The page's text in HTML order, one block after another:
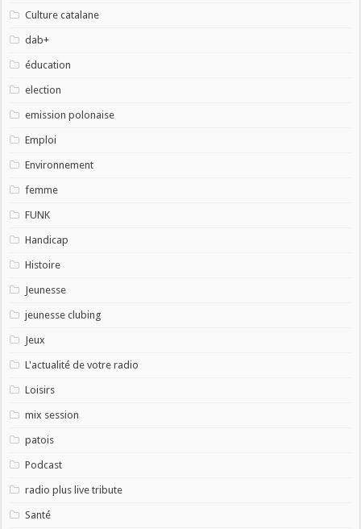
Culture catalane
dab+
éducation
election
emission polonaise
Emploi
Environnement
femme
FUNK
Handicap
Histoire
Jeunesse
jeunesse clubing
Jeux
L'actualité de votre radio
Loisirs
mix session
patois
Podcast
radio plus live tribute
Santé